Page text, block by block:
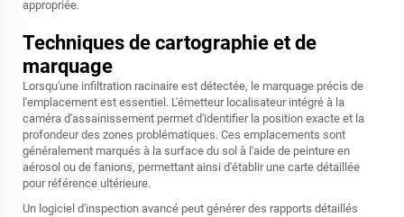
appropriée.
Techniques de cartographie et de
marquage
Lorsqu'une infiltration racinaire est détectée, le marquage précis de
l'emplacement est essentiel. L'émetteur localisateur intégré à la
caméra d'assainissement permet d'identifier la position exacte et la
profondeur des zones problématiques. Ces emplacements sont
généralement marqués à la surface du sol à l'aide de peinture en
aérosol ou de fanions, permettant ainsi d'établir une carte détaillée
pour référence ultérieure.
Un logiciel d'inspection avancé peut générer des rapports détaillés